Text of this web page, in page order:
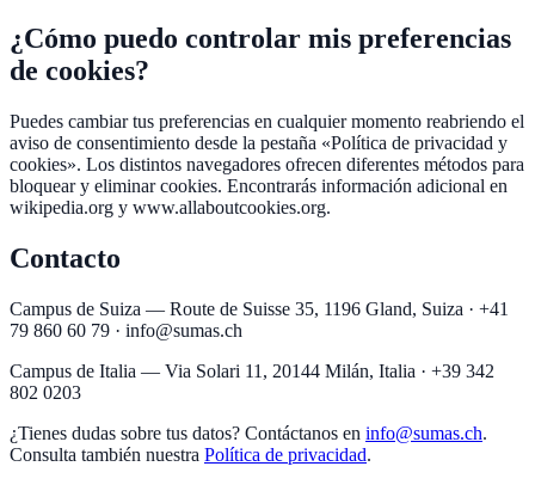
¿Cómo puedo controlar mis preferencias
de cookies?
Puedes cambiar tus preferencias en cualquier momento reabriendo el
aviso de consentimiento desde la pestaña «Política de privacidad y
cookies». Los distintos navegadores ofrecen diferentes métodos para
bloquear y eliminar cookies. Encontrarás información adicional en
wikipedia.org y www.allaboutcookies.org.
Contacto
Campus de Suiza — Route de Suisse 35, 1196 Gland, Suiza · +41
79 860 60 79 · info@sumas.ch
Campus de Italia — Via Solari 11, 20144 Milán, Italia · +39 342
802 0203
¿Tienes dudas sobre tus datos? Contáctanos en info@sumas.ch.
Consulta también nuestra Política de privacidad.